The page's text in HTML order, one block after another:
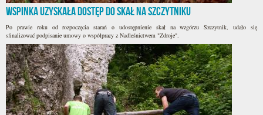
WSPINKA uzyskała dostęp do skał na Szczytniku
Po prawie roku od rozpoczęcia starań o udostępnienie skał na wzgórzu Szczytnik, udało się
sfinalizować podpisanie umowy o współpracy z Nadleśnictwem "Zdroje".